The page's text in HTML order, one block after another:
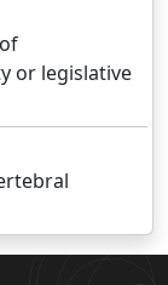
or legislative